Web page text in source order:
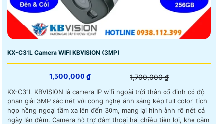
KX-C31L Camera WIFI KBVISION (3MP)
1,500,000 ₫ 1,700,000 ₫
KX-C31L KBVISION là camera IP wifi ngoài trời thân cố định có độ
phân giải 3MP sắc nét với công nghệ ánh sáng kép full color, tích
hợp hồng ngoại tầm xa lên đến 30m, mang lại hình ảnh rõ nét cả
ngày lẫn đêm. Camera hỗ trợ đàm thoại hai chiều tiện lợi, khe cắm